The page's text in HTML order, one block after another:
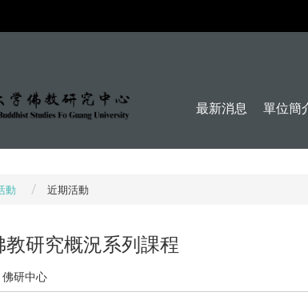
最新消息
單位簡
動 近期活動
研究概況系列課程
佛研中心